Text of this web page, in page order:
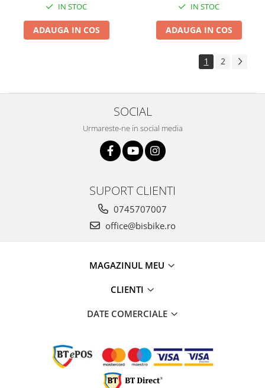
IN STOC
ADAUGA IN COS
IN STOC
ADAUGA IN COS
1 2
SOCIAL
Urmareste-ne in social media
SUPORT CLIENTI
0745707007
office@bisbike.ro
MAGAZINUL MEU
CLIENTI
DATE COMERCIALE